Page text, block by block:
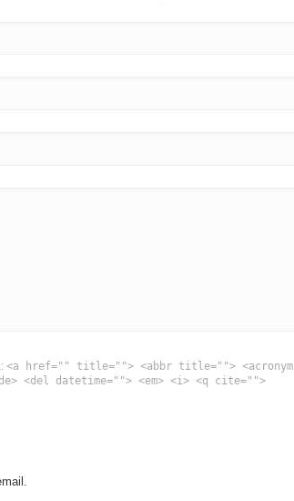
<a href="" title=""> <abbr title=""> <acronym
<del datetime=""> <em> <i> <q cite="">